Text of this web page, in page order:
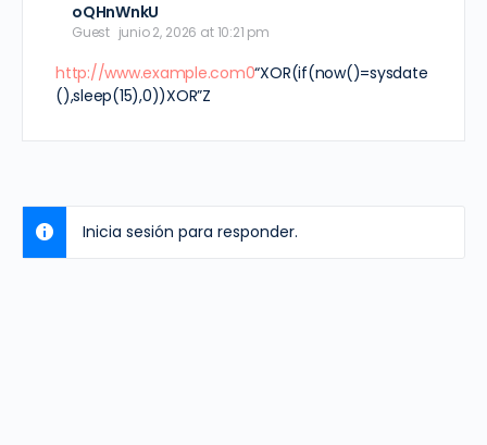
oQHnWnkU
Guest junio 2, 2026 at 10:21 pm
http://www.example.com0“XOR(if(now()=sysdate
(),sleep(15),0))XOR”Z
Inicia sesión para responder.